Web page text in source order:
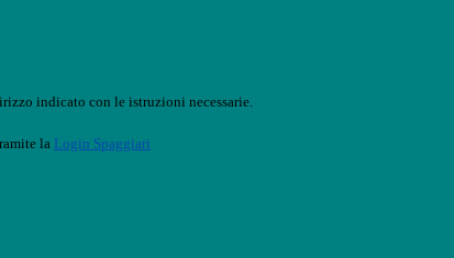
indicato con le istruzioni necessarie.
la Login Spaggiari